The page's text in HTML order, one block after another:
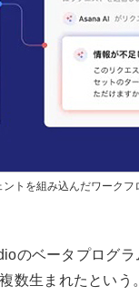
トを組み込んだワークフ
のベータプログラ
数生まれたとい